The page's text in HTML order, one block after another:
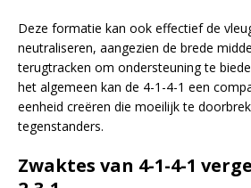
Deze formatie kan ook effectief de
neutraliseren, aangezien de brede
terugtracken om ondersteuning te
het algemeen kan de 4-1-4-1 een
eenheid creëren die moeilijk te
tegenstanders.
Zwaktes van 4-1-4-1